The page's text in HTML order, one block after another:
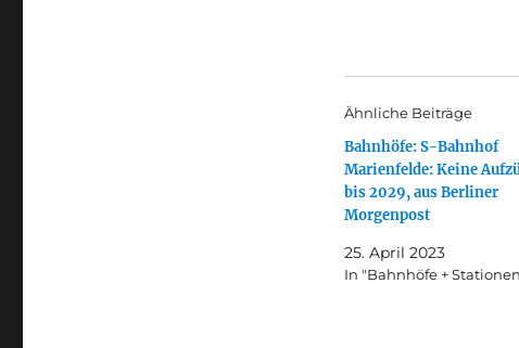
Ähnliche Beiträge
Bahnhöfe: S-Bahnhof
Marienfelde: Keine
bis 2029, aus Berliner
Morgenpost
25. April 2023
In "Bahnhöfe +